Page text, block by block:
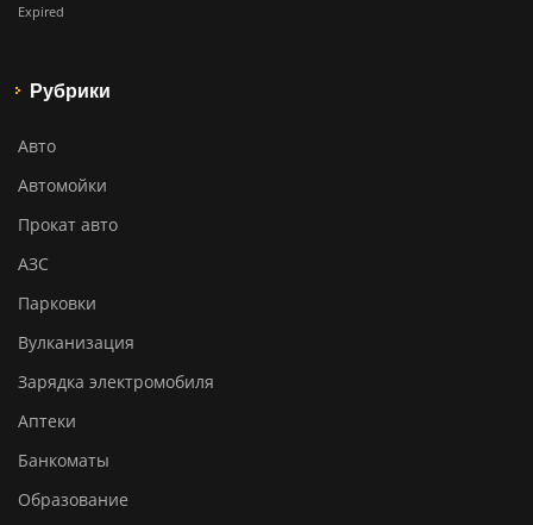
Expired
Рубрики
Авто
Автомойки
Прокат авто
АЗС
Парковки
Вулканизация
Зарядка электромобиля
Аптеки
Банкоматы
Образование